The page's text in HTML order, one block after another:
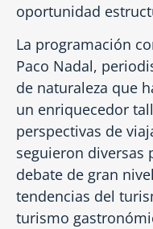
oportunidad
La programación
Paco Nadal,
de naturaleza que
un enriquecedor
perspectivas de
seguieron diversas
debate de gran
tendencias del
turismo